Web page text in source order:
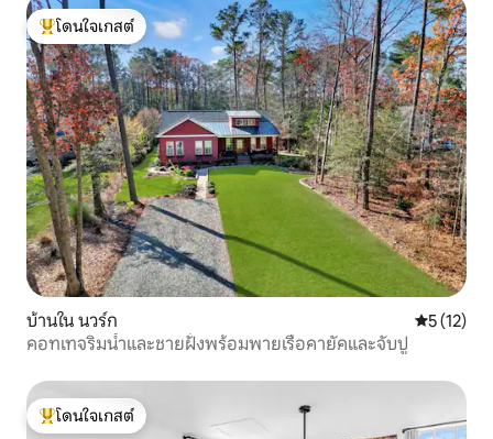
โดนใจเกสต์ที่สุด
โดนใจเกสต์
บ้านใน นวร์ก คะแนนเฉลี่
5 (12)
คอทเทจริมน้ำและชายฝั่งพร้อมพายเรือคายัคและจับปู
โดนใจเกสต์ที่สุด
โดนใจเกสต์